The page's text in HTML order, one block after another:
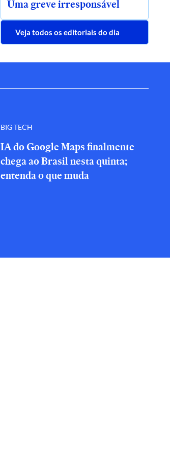
Uma greve irresponsável
Veja todos os editoriais do dia
BIG TECH
IA do Google Maps finalmente
chega ao Brasil nesta quinta;
entenda o que muda